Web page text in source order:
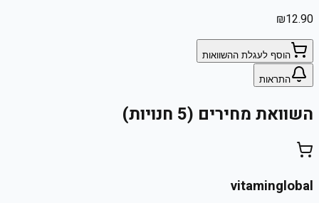
₪12.90
הוסף לעגלת ההשוואות
התראות
השוואת מחירים (5 חנויות)
vitaminglobal